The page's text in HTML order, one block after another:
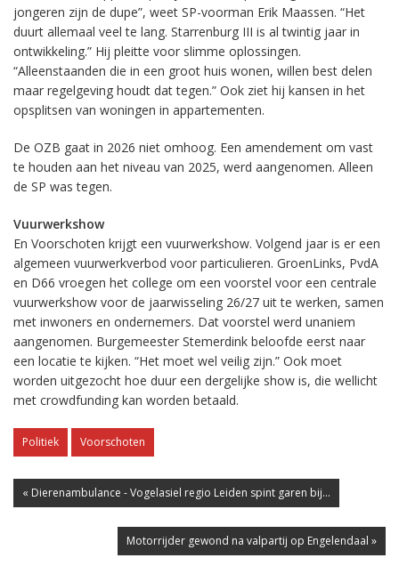
jongeren zijn de dupe”, weet SP-voorman Erik Maassen. “Het
duurt allemaal veel te lang. Starrenburg III is al twintig jaar in
ontwikkeling.” Hij pleitte voor slimme oplossingen.
“Alleenstaanden die in een groot huis wonen, willen best delen
maar regelgeving houdt dat tegen.” Ook ziet hij kansen in het
opsplitsen van woningen in appartementen.
De OZB gaat in 2026 niet omhoog. Een amendement om vast
te houden aan het niveau van 2025, werd aangenomen. Alleen
de SP was tegen.
Vuurwerkshow
En Voorschoten krijgt een vuurwerkshow. Volgend jaar is er een
algemeen vuurwerkverbod voor particulieren. GroenLinks, PvdA
en D66 vroegen het college om een voorstel voor een centrale
vuurwerkshow voor de jaarwisseling 26/27 uit te werken, samen
met inwoners en ondernemers. Dat voorstel werd unaniem
aangenomen. Burgemeester Stemerdink beloofde eerst naar
een locatie te kijken. “Het moet wel veilig zijn.” Ook moet
worden uitgezocht hoe duur een dergelijke show is, die wellicht
met crowdfunding kan worden betaald.
Politiek Voorschoten
« Dierenambulance - Vogelasiel regio Leiden spint garen bij...
Motorrijder gewond na valpartij op Engelendaal »